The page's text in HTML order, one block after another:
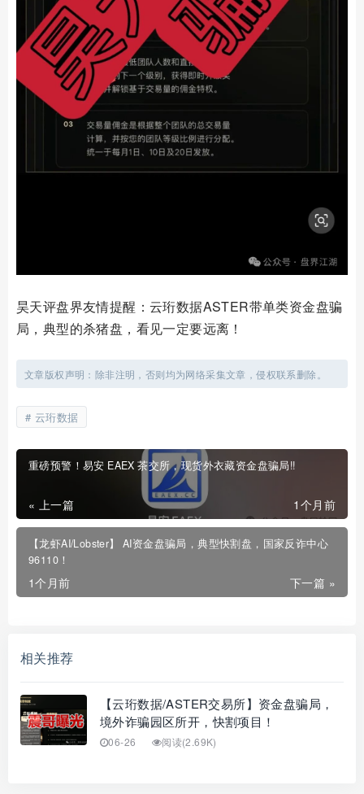
昊天评盘界友情提醒：云珩数据ASTER带单类资金盘骗
局，典型的杀猪盘，看见一定要远离！
文章版权声明：除非注明，否则均为网络采集文章，侵权联系删除。
云珩数据
重磅预警！易安 EAEX 茶交所，现货外衣藏资金盘骗局!!
« 上一篇 1个月前
【龙虾AI/Lobster】 AI资金盘骗局，典型快割盘，国家反诈中心
96110！
下一篇 »
1个月前
相关推荐
【云珩数据/ASTER交易所】资金盘骗局，
境外诈骗园区所开，快割项目！
06-26 阅读(2.69K)